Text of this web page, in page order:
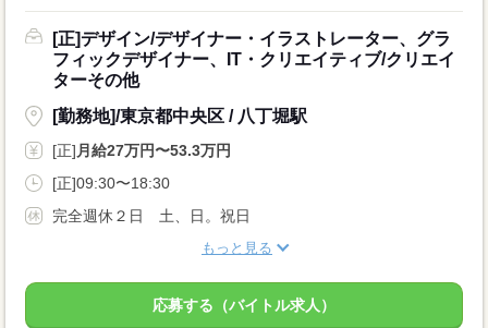
[正]デザイン/デザイナー・イラストレーター、グラ
フィックデザイナー、IT・クリエイティブ/クリエイ
ターその他
[勤務地]/東京都中央区 / 八丁堀駅
[正] 月給27万円〜53.3万円
[正]09:30〜18:30
完全週休２日 土、日。祝日
もっと見る
応募する（バイトル求人）